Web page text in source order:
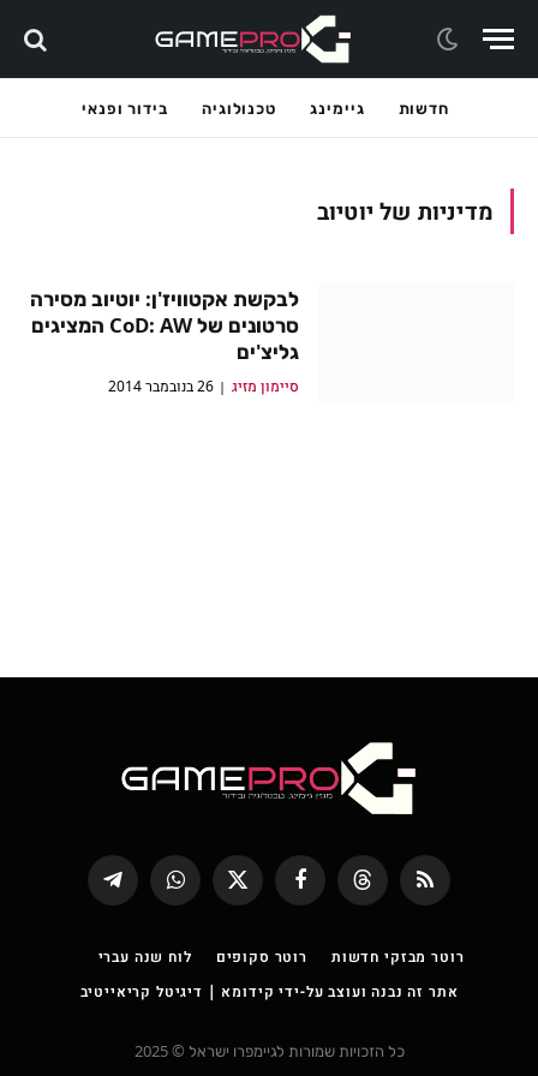
חדשות גיימינג טכנולוגיה בידור ופנאי
מדיניות של יוטיוב
לבקשת אקטוויז'ן: יוטיוב מסירה
סרטונים של CoD: AW המציגים
גליצ'ים
סיימון מזיג 26 בנובמבר 2014
RSS
Threads פייסבוק
X
(טוויטר)
WhatsApp
Telegram
רוטר מבזקי חדשות רוטר סקופים
לוח שנה עברי
אתר זה נבנה ועוצב על-ידי קידומא | דיגיטל קריאייטיב
כל הזכויות שמורות לגיימפרו ישראל © 2025